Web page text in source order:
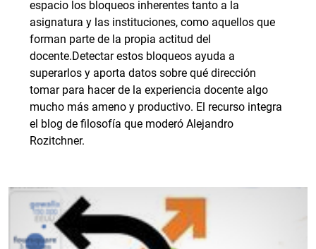
espacio los bloqueos inherentes tanto a la
asignatura y las instituciones, como aquellos que
forman parte de la propia actitud del
docente.Detectar estos bloqueos ayuda a
superarlos y aporta datos sobre qué dirección
tomar para hacer de la experiencia docente algo
mucho más ameno y productivo. El recurso integra
el blog de filosofía que moderó Alejandro
Rozitchner.